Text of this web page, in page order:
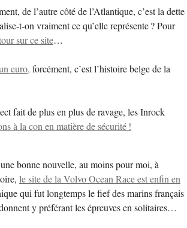
de l’autre côté de l’Atlantique, c’est la dette
t-on vraiment ce qu’elle représente ? Pour
sur ce site…
euro, forcément, c’est l’histoire belge de la
fait de plus en plus de ravage, les Inrock
à la con en matière de sécurité !
bonne nouvelle, au moins pour moi, à
le site de la Volvo Ocean Race est enfin en
qui fut longtemps le fief des marins français
y préférant les épreuves en solitaires…